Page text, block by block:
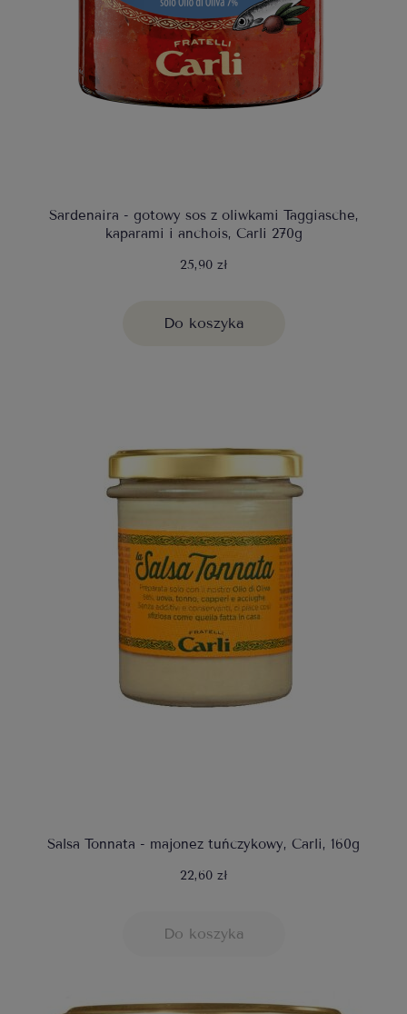
Sardenaira - gotowy sos z oliwkami Taggiasche,
kaparami i anchois, Carli 270g
25,90 zł
Do koszyka
Salsa Tonnata - majonez tuńczykowy, Carli, 160g
22,60 zł
Do koszyka